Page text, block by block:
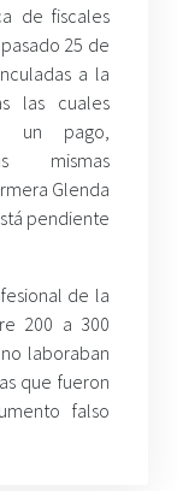
de fiscales
25 de
a la
las cuales
un pago,
mismas
Glenda
pendiente
de la
200 a 300
laboraban
que fueron
falso